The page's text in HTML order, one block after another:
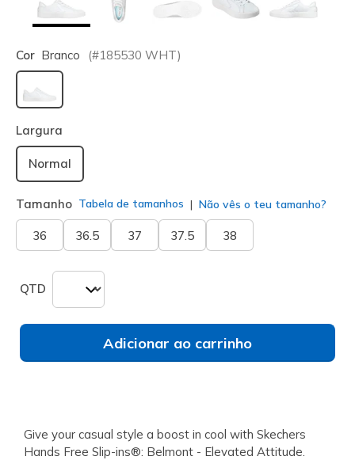
Cor Branco (#185530 WHT)
selecionado
Largura
Normal
Tamanho Tabela de tamanhos Não vês o teu tamanho?
36 36.5 37 37.5 38
QTD
Adicionar ao carrinho
Give your casual style a boost in cool with Skechers
Hands Free Slip-ins®: Belmont - Elevated Attitude.